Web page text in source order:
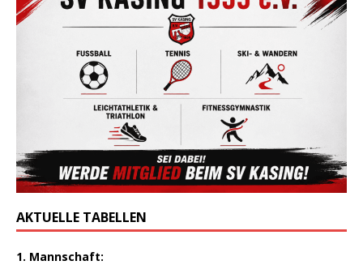
AKTUELLE TABELLEN
1. Mannschaft: